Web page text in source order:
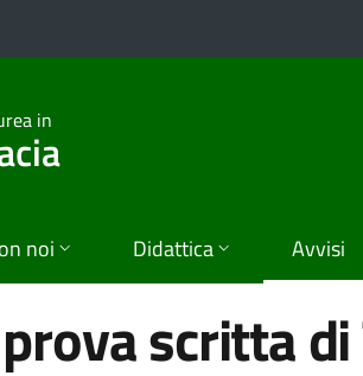
in
noi Didattica Avvisi
scritta